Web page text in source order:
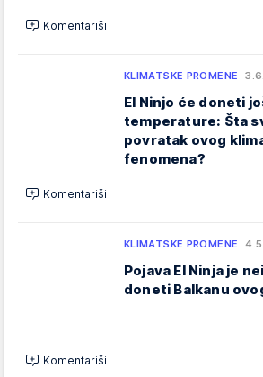
Komentariši
KLIMATSKE PROMENE
El Ninjo će doneti
temperature: Šta
povratak ovog
fenomena?
Komentariši
KLIMATSKE PROMENE
Pojava El Ninja je
doneti Balkanu
Komentariši